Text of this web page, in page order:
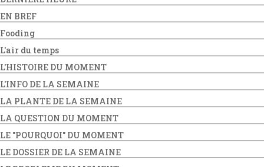
EN BREF
Fooding
L'air du temps
L'HISTOIRE DU MOMENT
L'INFO DE LA SEMAINE
LA PLANTE DE LA SEMAINE
LA QUESTION DU MOMENT
LE "POURQUOI" DU MOMENT
LE DOSSIER DE LA SEMAINE